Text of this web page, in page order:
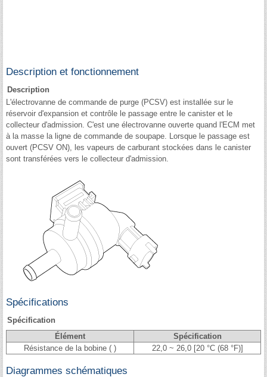
Description et fonctionnement
Description
L'électrovanne de commande de purge (PCSV) est installée sur le
réservoir d'expansion et contrôle le passage entre le canister et le
collecteur d'admission. C'est une électrovanne ouverte quand l'ECM met
à la masse la ligne de commande de soupape. Lorsque le passage est
ouvert (PCSV ON), les vapeurs de carburant stockées dans le canister
sont transférées vers le collecteur d'admission.
Spécifications
Spécification
Élément
Spécification
Résistance de la bobine ( )
22,0 ~ 26,0 [20 °C (68 °F)]
Diagrammes schématiques